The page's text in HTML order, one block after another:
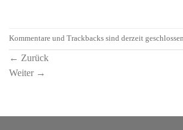
Kommentare und Trackbacks sind derzeit
← Zurück
Weiter →